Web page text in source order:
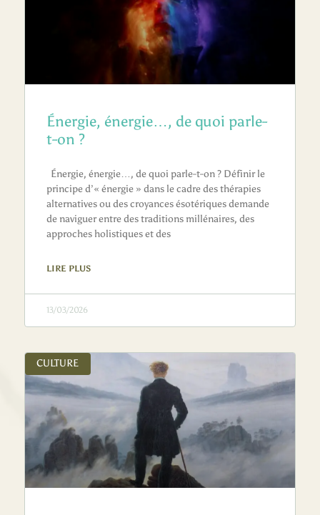
Énergie, énergie…, de quoi parle-
t-on ?
Énergie, énergie…, de quoi parle-t-on ? Définir le
principe d’« énergie » dans le cadre des thérapies
alternatives ou des croyances ésotériques demande
de naviguer entre des traditions millénaires, des
approches holistiques et des
LIRE PLUS
13/03/2026
CULTURE